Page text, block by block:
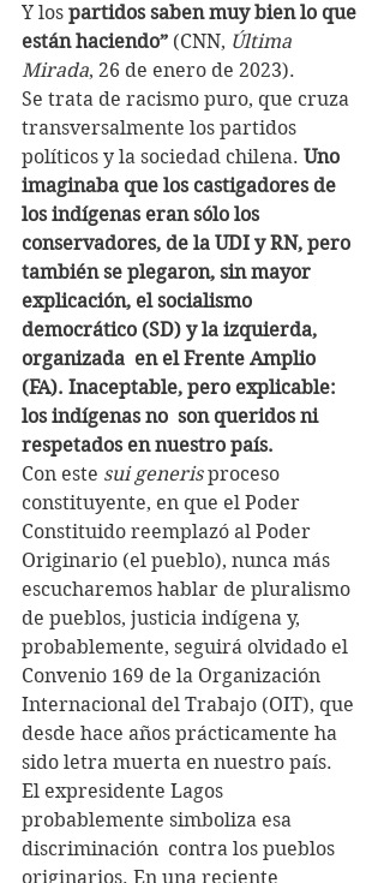
Y los partidos saben muy bien lo que
están haciendo” (CNN, Última
Mirada, 26 de enero de 2023).
Se trata de racismo puro, que cruza
transversalmente los partidos
políticos y la sociedad chilena. Uno
imaginaba que los castigadores de
los indígenas eran sólo los
conservadores, de la UDI y RN, pero
también se plegaron, sin mayor
explicación, el socialismo
democrático (SD) y la izquierda,
organizada  en el Frente Amplio
(FA). Inaceptable, pero explicable:
los indígenas no  son queridos ni
respetados en nuestro país.
Con este sui generis proceso
constituyente, en que el Poder
Constituido reemplazó al Poder
Originario (el pueblo), nunca más
escucharemos hablar de pluralismo
de pueblos, justicia indígena y,
probablemente, seguirá olvidado el
Convenio 169 de la Organización
Internacional del Trabajo (OIT), que
desde hace años prácticamente ha
sido letra muerta en nuestro país.
El expresidente Lagos
probablemente simboliza esa
discriminación  contra los pueblos
originarios. En una reciente